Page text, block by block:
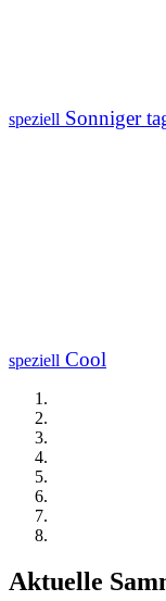
speziell Sonniger
speziell Cool
Aktuelle